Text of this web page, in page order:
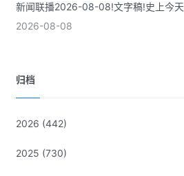
新闻联播2026-08-08!文字稿!史上今天
2026-08-08
归档
2026 (442)
2025 (730)